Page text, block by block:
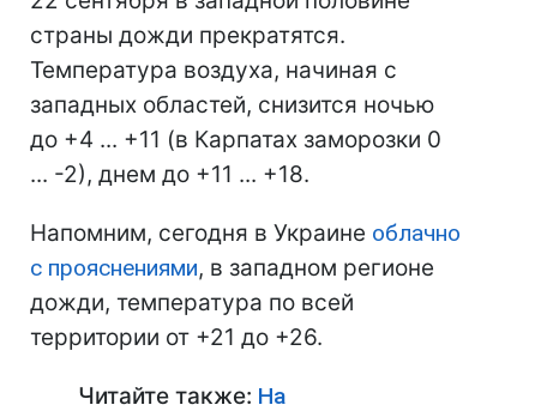
страны дожди прекратятся.
Температура воздуха, начиная с
западных областей, снизится ночью
до +4 ... +11 (в Карпатах заморозки 0
... -2), днем до +11 ... +18.
Напомним, сегодня в Украине облачно
с прояснениями, в западном регионе
дожди, температура по всей
территории от +21 до +26.
Читайте также: На